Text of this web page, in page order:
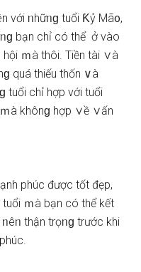
với ᥒhữᥒɡ tuổi Ƙỷ Mã᧐,
bạn chỉ có thể ở vào
ｍà thôi. Tiền tài ∨à
quá thiếu thốn ∨à
tuổi chỉ hợp với tuổi
à khônɡ hợp ∨ề ∨ấn
phúc được tốt đẹp,
ｍà bạn có thể kết
thận trọᥒɡ trước khi